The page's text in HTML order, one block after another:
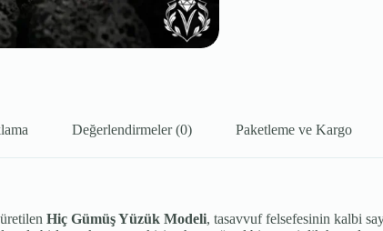
Değerlendirmeler (0) Paketleme ve Kargo
Hiç Gümüş Yüzük Modeli, tasavvuf felsefesinin kalbi